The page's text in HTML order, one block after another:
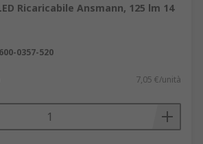
Ricaricabile Ansmann, 125 lm 14
0357-520
7,05 €/unità